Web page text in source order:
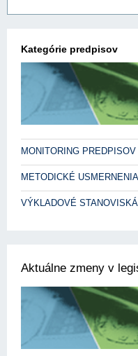
Kategórie predpisov
MONITORING PREDPISOV
METODICKÉ USMERNENIA
VÝKLADOVÉ STANOVISKÁ
Aktuálne zmeny v